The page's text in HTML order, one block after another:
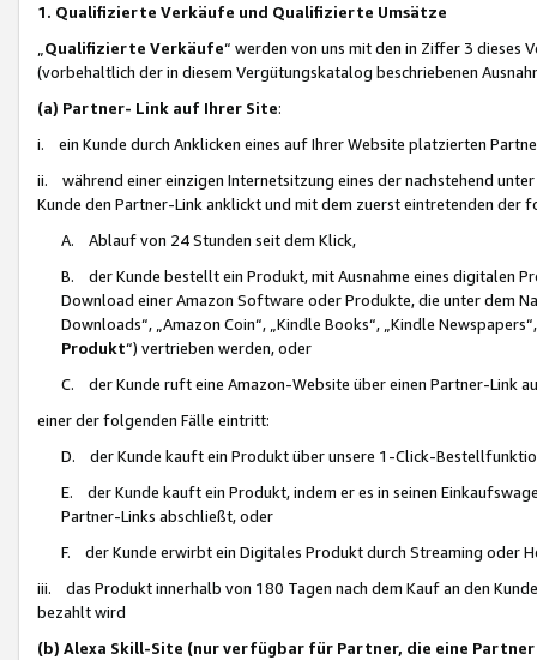
1. Qualifizierte Verkäufe und Qualifizierte Umsätze
Qualifizierte Verkäufe“ werden von uns mit den in Ziffer 3
(vorbehaltlich der in diesem Vergütungskatalog beschriebenen
(a) Partner- Link auf Ihrer Site:
i. ein Kunde durch Anklicken eines auf Ihrer Website platzierten
ii. während einer einzigen Internetsitzung eines der nachstehend
Kunde den Partner-Link anklickt und mit dem zuerst eintretenden der
A. Ablauf von 24 Stunden seit dem Klick,
B. der Kunde bestellt ein Produkt, mit Ausnahme eines digitalen
Download einer Amazon Software oder Produkte, die unter dem
Downloads“, „Amazon Coin“, „Kindle Books“, „Kindle
Produkt“) vertrieben werden, oder
C. der Kunde ruft eine Amazon-Website über einen Partner-Link
einer der folgenden Fälle eintritt:
D. der Kunde kauft ein Produkt über unsere 1-Click-
E. der Kunde kauft ein Produkt, indem er es in seinen
Partner-Links abschließt, oder
F. der Kunde erwirbt ein Digitales Produkt durch Streaming oder
iii. das Produkt innerhalb von 180 Tagen nach dem Kauf an den
bezahlt wird
(b) Alexa Skill-Site (nur verfügbar für Partner, die eine